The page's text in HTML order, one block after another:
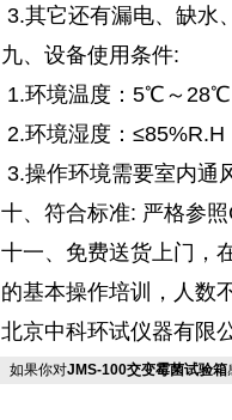
3.其它还有漏电、缺水
九、设备使用条件:
1.环境温度：5℃～
2.环境湿度：≤85%R.H
3.操作环境需要室内通
十、符合标准: 严格参
十一、免费送货上门，
的基本操作培训，人数
北京中科环试仪器有限
如果你对JMS-100交变霉菌试验箱